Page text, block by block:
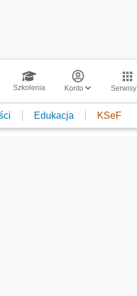
Szkolenia Konto Serwisy
Edukacja KSeF